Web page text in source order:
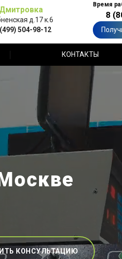
Дмитровка
д.17 к.6
504-98-12
Время
8
КОНТАКТЫ
КОНСУЛЬТАЦИЮ